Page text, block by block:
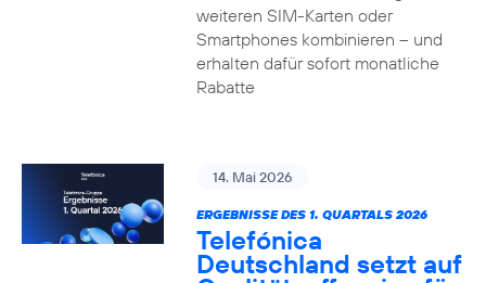
weiteren SIM-Karten oder
Smartphones kombinieren – und
erhalten dafür sofort monatliche
Rabatte
14. Mai 2026
ERGEBNISSE DES 1. QUARTALS 2026
Telefónica
Deutschland setzt auf